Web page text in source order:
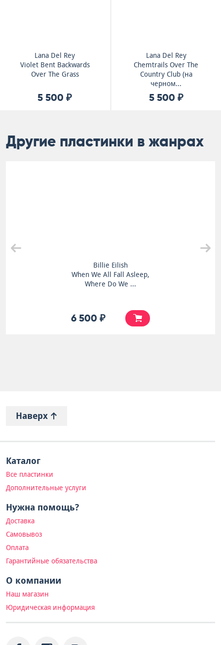
Lana Del Rey
Violet Bent Backwards
Over The Grass
5 500 ₽
Lana Del Rey
Chemtrails Over The
Country Club (на
черном...
5 500 ₽
Другие пластинки в жанрах
Billie Eilish
When We All Fall Asleep,
Where Do We ...
6 500 ₽
Наверх
Каталог
Все пластинки
Дополнительные услуги
Нужна помощь?
Доставка
Самовывоз
Оплата
Гарантийные обязательства
О компании
Наш магазин
Юридическая информация